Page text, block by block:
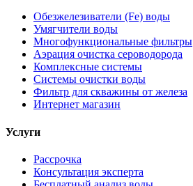
Обезжелезиватели (Fe) воды
Умягчители воды
Многофункциональные фильтры
Аэрация очистка сероводорода
Комплексные системы
Системы очистки воды
Фильтр для скважины от железа
Интернет магазин
Услуги
Рассрочка
Консультация эксперта